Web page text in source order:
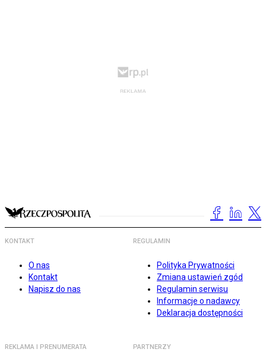
KONTAKT
O nas
Kontakt
Napisz do nas
REGULAMIN
Polityka Prywatności
Zmiana ustawień zgód
Regulamin serwisu
Informacje o nadawcy
Deklaracja dostępności
REKLAMA I PRENUMERATA PARTNERZY